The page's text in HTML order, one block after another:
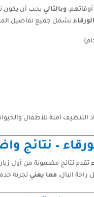
وبالتالي يجب أن يكون
تشمل جميع تفاصيل
التنظيف آمنة للأطفال
– نتائج
تقدم نتائج مضمونة من أول
راحة البال، مما يعني تجربة